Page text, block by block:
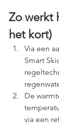
Zo werkt
het kort)
Via een
Smart
De
via een